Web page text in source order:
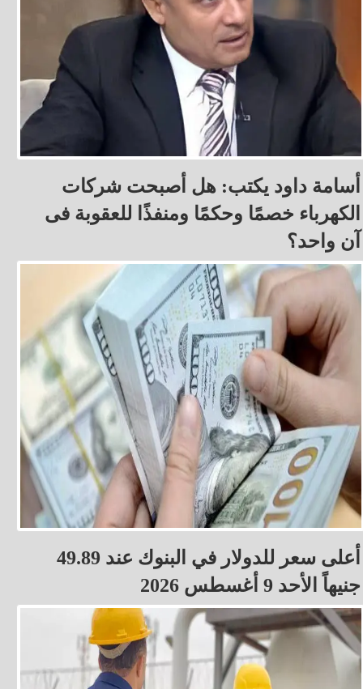
أسامة داود يكتب: هل أصبحت شركات
الكهرباء خصمًا وحكمًا ومنفذًا للعقوبة فى
آن واحد؟
أعلى سعر للدولار في البنوك عند 49.89
جنيهاً الأحد 9 أغسطس 2026